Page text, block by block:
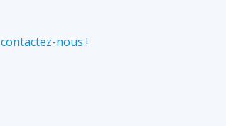
contactez-nous !